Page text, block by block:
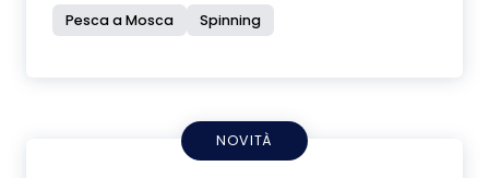
Pesca a Mosca Spinning
NOVITÀ